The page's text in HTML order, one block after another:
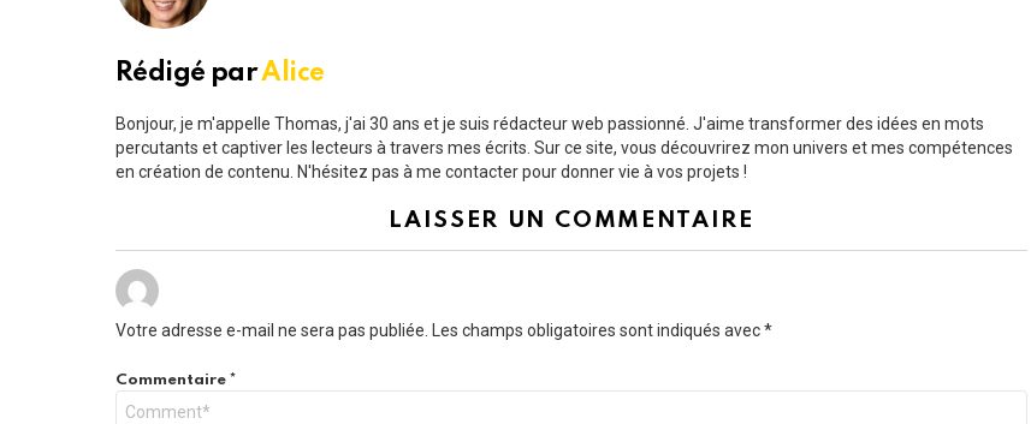
Rédigé parAlice
Bonjour, je m'appelle Thomas, j'ai 30 ans et je suis rédacteur web passionné. J'aime transformer des idées en mots
percutants et captiver les lecteurs à travers mes écrits. Sur ce site, vous découvrirez mon univers et mes compétences
en création de contenu. N'hésitez pas à me contacter pour donner vie à vos projets !
LAISSER UN COMMENTAIRE
Votre adresse e-mail ne sera pas publiée. Les champs obligatoires sont indiqués avec*
Commentaire *